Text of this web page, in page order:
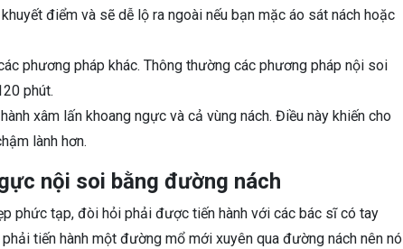
điểm và sẽ dễ lộ ra ngoài nếu bạn mặc áo sát nách hoặc
phương pháp khác. Thông thường các phương pháp nội soi
phút.
xâm lấn khoang ngực và cả vùng nách. Điều này khiến cho
lành hơn.
nội soi bằng đường nách
phức tạp, đòi hỏi phải được tiến hành với các bác sĩ có tay
tiến hành một đường mổ mới xuyên qua đường nách nên nó